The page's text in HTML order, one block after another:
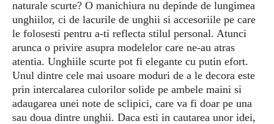
naturale scurte? O manichiura nu depinde de lungimea
unghiilor, ci de lacurile de unghii si accesoriile pe care
le folosesti pentru a-ti reflecta stilul personal. Atunci
arunca o privire asupra modelelor care ne-au atras
atentia. Unghiile scurte pot fi elegante cu putin efort.
Unul dintre cele mai usoare moduri de a le decora este
prin intercalarea culorilor solide pe ambele maini si
adaugarea unei note de sclipici, care va fi doar pe una
sau doua dintre unghii. Daca esti in cautarea unor idei,